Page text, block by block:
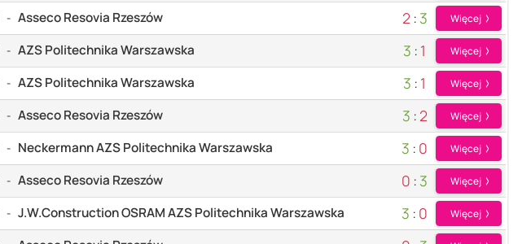
- Asseco Resovia Rzeszów 2 : 3 Więcej
- AZS Politechnika Warszawska 3 : 1 Więcej
- AZS Politechnika Warszawska 3 : 1 Więcej
- Asseco Resovia Rzeszów 3 : 2 Więcej
- Neckermann AZS Politechnika Warszawska 3 : 0 Więcej
- Asseco Resovia Rzeszów 0 : 3 Więcej
- J.W.Construction OSRAM AZS Politechnika Warszawska 3 : 0 Więcej